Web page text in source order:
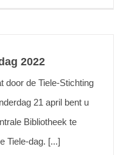
2022
door de Tiele-Stichting
21 april bent u
Bibliotheek te
Tiele-dag. [...]